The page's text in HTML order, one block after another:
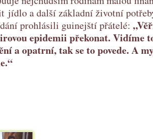
jídlo a další základní životní
prohlásili guinejští přátelé:
epidemii překonat. Vidíme
a opatrní, tak se to povede. A